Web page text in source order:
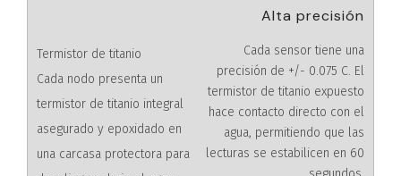
Alta precisión
Cada sensor tiene una
precisión de +/- 0.075 C. El
termistor de titanio expuesto
hace contacto directo con el
agua, permitiendo que las
lecturas se estabilicen en 60